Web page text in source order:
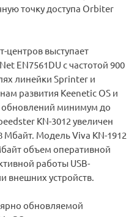
точку доступа Orbiter
центров выступает
EN7561DU с частотой 900
линейки Sprinter и
развития Keenetic OS и
обновлений минимум до
KN-3012 увеличен
Мбайт. Модель Viva KN-1912
объем оперативной
работы USB-
устройств.
обновляемой